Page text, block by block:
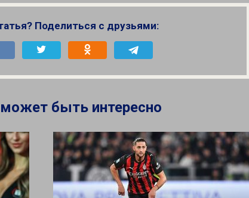
Поделиться с друзьями:
быть интересно